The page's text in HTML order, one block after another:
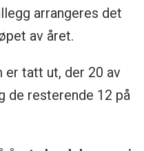
arrangeres det
av året.
er tatt ut, der 20 av
de resterende 12 på